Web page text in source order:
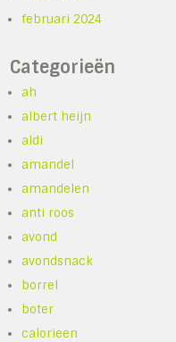
februari 2024
Categorieën
ah
albert heijn
aldi
amandel
amandelen
anti roos
avond
avondsnack
borrel
boter
calorieen